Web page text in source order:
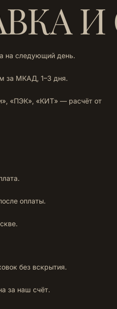
на следующий день.
за МКАД, 1–3 дня.
«ПЭК», «КИТ» — расчёт от
оплаты.
без вскрытия.
за наш счёт.